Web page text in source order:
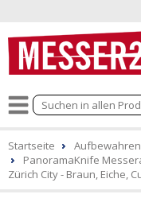
Startseite
PanoramaKnife
Zürich City - Braun, Eiche,